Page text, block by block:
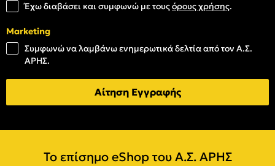
Έχω διαβάσει και συμφωνώ με τουςόρους χρήσης.
Marketing
Συμφωνώ να λαμβάνω ενημερωτικά δελτία από τον Α.Σ.
ΑΡΗΣ.
Αίτηση Εγγραφής
Το επίσημο eShop του Α.Σ. ΑΡΗΣ